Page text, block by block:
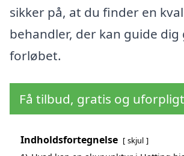
sikker på, at du finder en
behandler, der kan guide dig
forløbet.
Få tilbud, gratis og
Indholdsfortegnelse skjul